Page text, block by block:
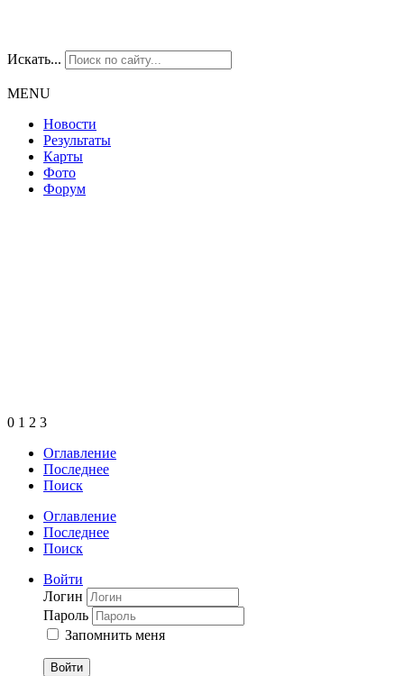
Искать...
MENU
Новости
Результаты
Карты
Фото
Форум
0 1 2 3
Оглавление
Последнее
Поиск
Оглавление
Последнее
Поиск
Войти
Логин
Пароль
Запомнить меня
Войти